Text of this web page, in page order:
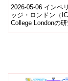
disease
how well
work）
2026-05-06 インペ
ッジ・ロンドン（
College Londonの
血液検査によって